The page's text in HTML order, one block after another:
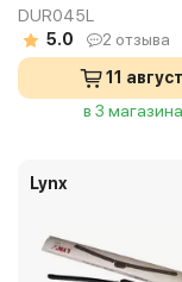
DUR045L
5.0
2 отзыва
11
в 3
Lynx